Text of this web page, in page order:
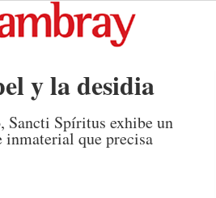
y la desidia
Sancti Spíritus exhibe un
que precisa